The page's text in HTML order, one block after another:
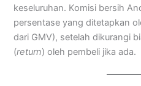
keseluruhan. Komisi bersih
persentase yang ditetapkan
dari GMV), setelah dikurangi
(return) oleh pembeli jika ada.